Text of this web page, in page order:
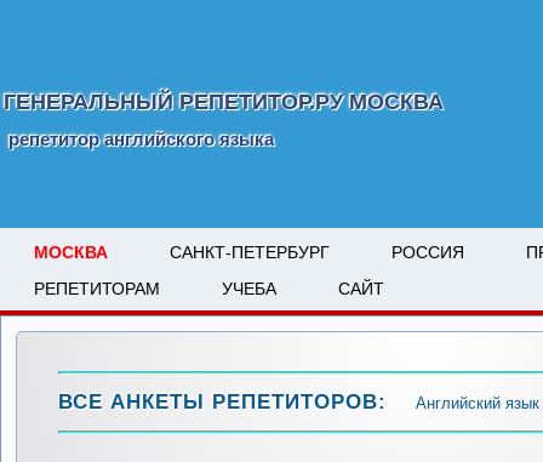
ГЕНЕРАЛЬНЫЙ РЕПЕТИТОР.РУ МОСКВА
репетитор английского языка
МОСКВА САНКТ-ПЕТЕРБУРГ РОССИЯ
РЕПЕТИТОРАМ
УЧЕБА САЙТ
ВСЕ АНКЕТЫ РЕПЕТИТОРОВ: Английский язык